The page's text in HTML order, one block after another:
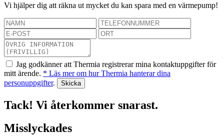
Vi hjälper dig att räkna ut mycket du kan spara med en värmepump!
Jag godkänner att Thermia registrerar mina kontaktuppgifter för
mitt ärende. * Läs mer om hur Thermia hanterar dina
personuppgifter.
Tack! Vi återkommer snarast.
Misslyckades